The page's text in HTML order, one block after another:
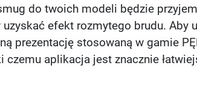
do twoich modeli będzie
efekt rozmytego brudu.
prezentację stosowaną w gamie
aplikacja jest znacznie